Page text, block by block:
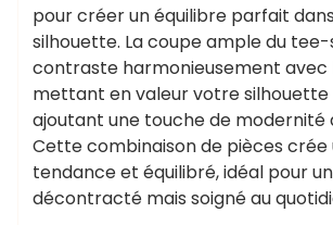
pour créer un équilibre parfait
silhouette. La coupe ample du
contraste harmonieusement avec
mettant en valeur votre
ajoutant une touche de modernité
Cette combinaison de pièces crée
tendance et équilibré, idéal pour
décontracté mais soigné au